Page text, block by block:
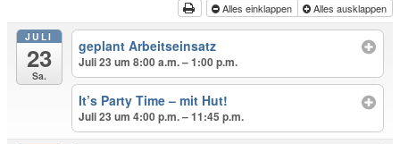
Alles einklappen Alles ausklappen
JULI
23
Sa.
geplant Arbeitseinsatz
Juli 23 um 8:00 a.m. – 1:00 p.m.
It’s Party Time – mit Hut!
Juli 23 um 4:00 p.m. – 11:45 p.m.